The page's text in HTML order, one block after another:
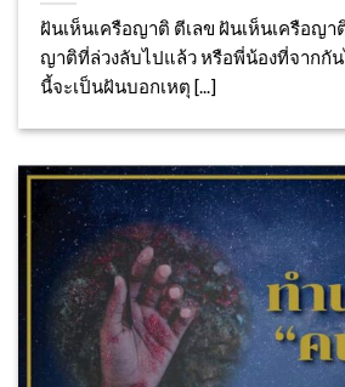
ฝันเห็นเครือญาติ ตีเลข ฝันเห็นเครือญา
ญาติที่ล่วงลับไปแล้ว หรือพี่น้องที่จากกั
นี้จะเป็นฝันบอกเหตุ [...]